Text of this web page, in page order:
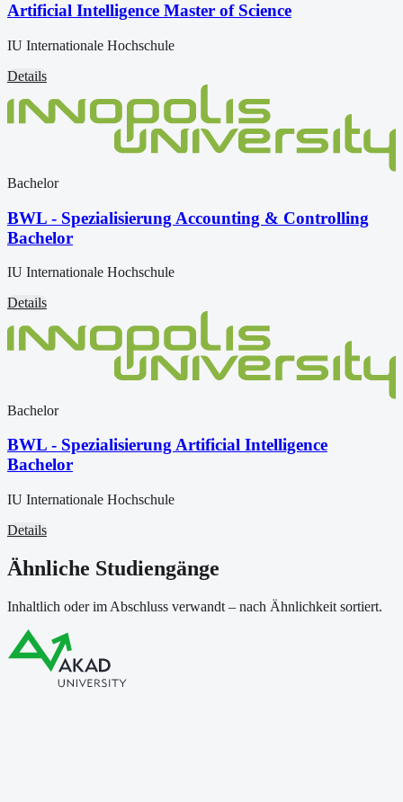
Artificial Intelligence Master of Science
IU Internationale Hochschule
Details
Bachelor
BWL - Spezialisierung Accounting & Controlling
Bachelor
IU Internationale Hochschule
Details
Bachelor
BWL - Spezialisierung Artificial Intelligence
Bachelor
IU Internationale Hochschule
Details
Ähnliche Studiengänge
Inhaltlich oder im Abschluss verwandt – nach Ähnlichkeit sortiert.